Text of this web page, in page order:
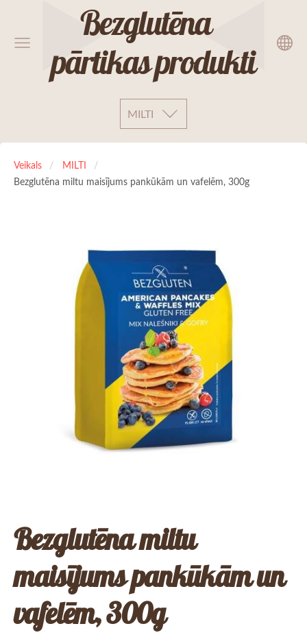
Bezglutēna
pārtikas produkti
MILTI
Veikals
MILTI
Bezglutēna miltu maisījums pankūkām un vafelēm, 300g
Bezglutēna miltu
maisījums pankūkām un
vafelēm, 300g